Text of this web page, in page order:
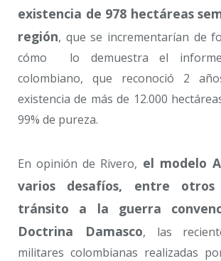
existencia de 978 hectáreas
región, que se incrementarían de
cómo lo demuestra el
colombiano, que reconoció 2
existencia de más de 12.000
99% de pureza.
En opinión de Rivero, el modelo
varios desafíos, entre
tránsito a la guerra
Doctrina Damasco, las
militares colombianas realizadas